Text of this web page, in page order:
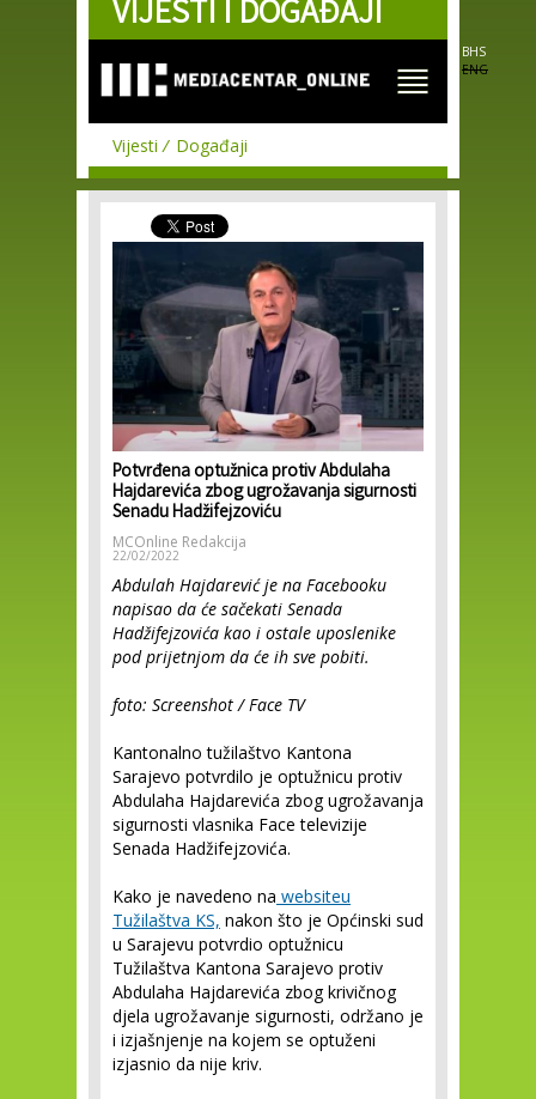
Skip to
main
VIJESTI I DOGAĐAJI
BHS
ENG
Vijesti Događaji
Potvrđena optužnica protiv Abdulaha
Hajdarevića zbog ugrožavanja sigurnosti
Senadu Hadžifejzoviću
MCOnline Redakcija
22/02/2022
Abdulah Hajdarević je na Facebooku
napisao da će sačekati Senada
Hadžifejzovića kao i ostale uposlenike
pod prijetnjom da će ih sve pobiti.
foto: Screenshot / Face TV
Kantonalno tužilaštvo Kantona
Sarajevo potvrdilo je optužnicu protiv
Abdulaha Hajdarevića zbog ugrožavanja
sigurnosti vlasnika Face televizije
Senada Hadžifejzovića.
Kako je navedeno na websiteu
Tužilaštva KS, nakon što je Općinski sud
u Sarajevu potvrdio optužnicu
Tužilaštva Kantona Sarajevo protiv
Abdulaha Hajdarevića zbog krivičnog
djela ugrožavanje sigurnosti, održano je
i izjašnjenje na kojem se optuženi
izjasnio da nije kriv.